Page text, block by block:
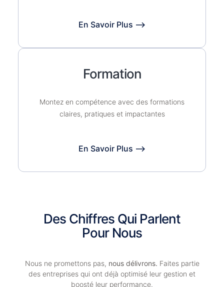
En Savoir Plus ⟶
Formation
Montez en compétence avec des formations
claires, pratiques et impactantes
En Savoir Plus ⟶
Des Chiffres Qui Parlent
Pour Nous
Nous ne promettons pas, nous délivrons. Faites partie
des entreprises qui ont déjà optimisé leur gestion et
boosté leur performance.